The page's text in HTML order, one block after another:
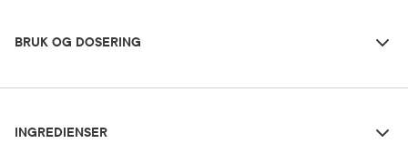
BRUK OG DOSERING
Påføres morgen og/eller kveld på ansikt, hals og øyeparti.
INGREDIENSER